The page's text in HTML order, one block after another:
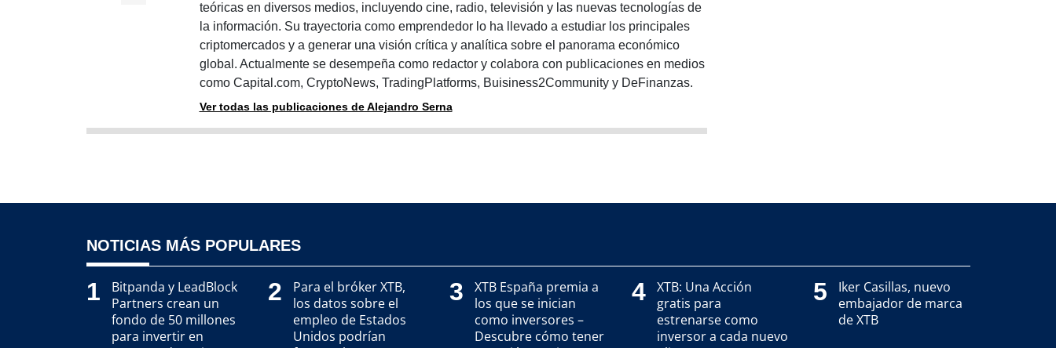
teóricas en diversos medios, incluyendo cine, radio, televisión y las nuevas tecnologías de
la información. Su trayectoria como emprendedor lo ha llevado a estudiar los principales
criptomercados y a generar una visión crítica y analítica sobre el panorama económico
global. Actualmente se desempeña como redactor y colabora con publicaciones en medios
como Capital.com, CryptoNews, TradingPlatforms, Buisiness2Community y DeFinanzas.
Ver todas las publicaciones de Alejandro Serna
NOTICIAS MÁS POPULARES
1
Bitpanda y LeadBlock
Partners crean un
fondo de 50 millones
para invertir en
2
Para el bróker XTB,
los datos sobre el
empleo de Estados
Unidos podrían
3
XTB España premia a
los que se inician
como inversores –
Descubre cómo tener
4
XTB: Una Acción
gratis para
estrenarse como
inversor a cada nuevo
5
Iker Casillas, nuevo
embajador de marca
de XTB